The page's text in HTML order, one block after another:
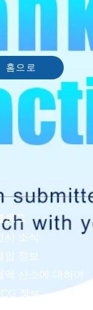
홈으로
로그
시 소식
압 정보
액 산소에 대하여
정보